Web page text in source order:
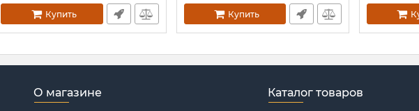
Купить Купить
О магазине Каталог товаров